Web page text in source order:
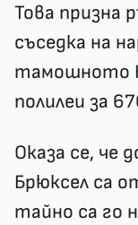
Това призна
съседка на
тамошното
полилеи за
Оказа се, че
Брюксел са
тайно са го